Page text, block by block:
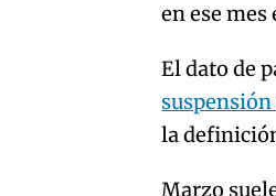
en ese
El dato de
la
Marzo